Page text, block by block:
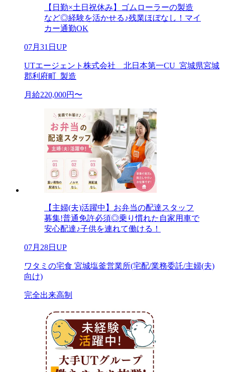
【日勤×土日祝休み】ゴムローラーの製造
など◎経験を活かせる♪残業ほぼなし！マイ
カー通勤OK
07月31日UP
UTエージェント株式会社 北日本第一CU_宮城県宮城
郡利府町_製造
月給220,000円〜
【主婦(夫)活躍中】お弁当の配達スタッフ
募集!普通免許必須◎乗り慣れた自家用車で
安心配達♪子供を連れて働ける！
07月28日UP
ワタミの宅食 宮城塩釜営業所(宅配/業務委託/主婦(夫)
向け)
完全出来高制